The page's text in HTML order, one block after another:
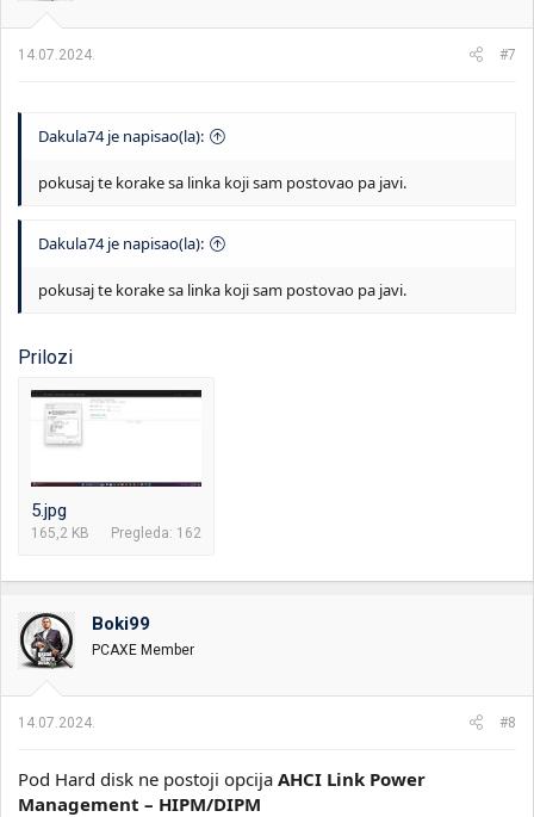
14.07.2024. #7
Dakula74 je napisao(la):
pokusaj te korake sa linka koji sam postovao pa javi.
Dakula74 je napisao(la):
pokusaj te korake sa linka koji sam postovao pa javi.
Prilozi
5.jpg
165,2 KB Pregleda: 162
Boki99
PCAXE Member
14.07.2024. #8
Pod Hard disk ne postoji opcija AHCI Link Power
Management – HIPM/DIPM